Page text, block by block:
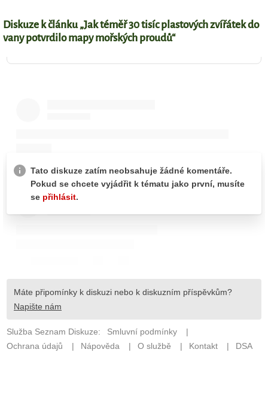
Diskuze k článku „Jak téměř 30 tisíc plastových zvířátek do
vany potvrdilo mapy mořských proudů“